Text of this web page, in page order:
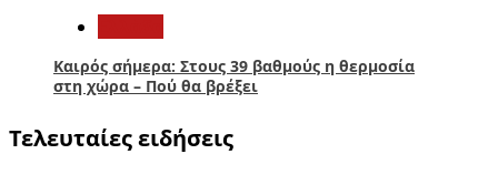
Καιρός σήμερα: Στους 39 βαθμούς η θερμοσία
στη χώρα – Πού θα βρέξει
Τελευταίες ειδήσεις